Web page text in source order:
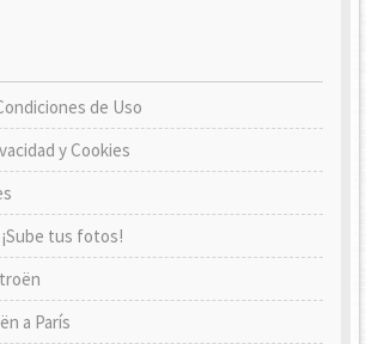
de Uso
y Cookies
tus fotos!
a París